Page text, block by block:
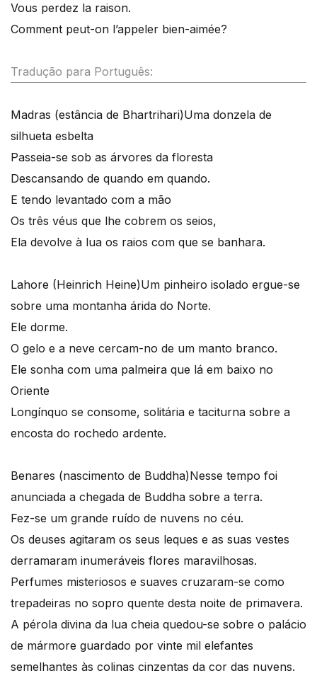
Vous perdez la raison.
Comment peut-on l’appeler bien-aimée?
Tradução para Português:
Madras (estância de Bhartrihari)Uma donzela de
silhueta esbelta
Passeia-se sob as árvores da floresta
Descansando de quando em quando.
E tendo levantado com a mão
Os três véus que lhe cobrem os seios,
Ela devolve à lua os raios com que se banhara.
Lahore (Heinrich Heine)Um pinheiro isolado ergue-se
sobre uma montanha árida do Norte.
Ele dorme.
O gelo e a neve cercam-no de um manto branco.
Ele sonha com uma palmeira que lá em baixo no
Oriente
Longínquo se consome, solitária e taciturna sobre a
encosta do rochedo ardente.
Benares (nascimento de Buddha)Nesse tempo foi
anunciada a chegada de Buddha sobre a terra.
Fez-se um grande ruído de nuvens no céu.
Os deuses agitaram os seus leques e as suas vestes
derramaram inumeráveis flores maravilhosas.
Perfumes misteriosos e suaves cruzaram-se como
trepadeiras no sopro quente desta noite de primavera.
A pérola divina da lua cheia quedou-se sobre o palácio
de mármore guardado por vinte mil elefantes
semelhantes às colinas cinzentas da cor das nuvens.